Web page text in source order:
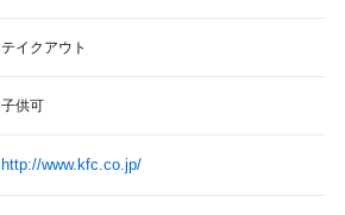
テイクアウト
子供可
http://www.kfc.co.jp/